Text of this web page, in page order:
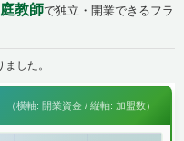
教師で独立・開業できるフラ
した。
（横軸: 開業資金 / 縦軸: 加盟数）